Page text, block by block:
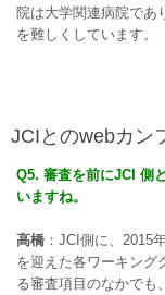
院は大学関連病院であ
を難しくしています。
JCIとのwebカン
Q5. 審査を前にJCI 側
いますね。
高橋 ：JCI側に、2015
を迎えた各ワーキング
る審査項目のなかでも